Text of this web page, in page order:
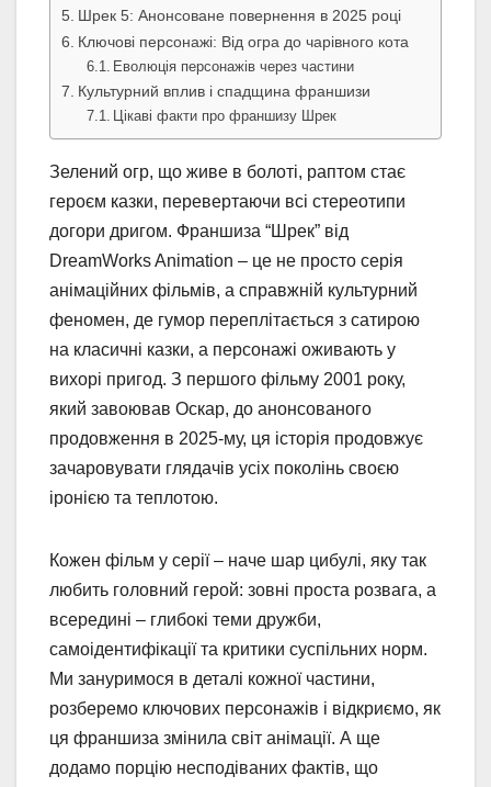
Шрек 5: Анонсоване повернення в 2025 році
Ключові персонажі: Від огра до чарівного кота
Еволюція персонажів через частини
Культурний вплив і спадщина франшизи
Цікаві факти про франшизу Шрек
Зелений огр, що живе в болоті, раптом стає
героєм казки, перевертаючи всі стереотипи
догори дригом. Франшиза “Шрек” від
DreamWorks Animation – це не просто серія
анімаційних фільмів, а справжній культурний
феномен, де гумор переплітається з сатирою
на класичні казки, а персонажі оживають у
вихорі пригод. З першого фільму 2001 року,
який завоював Оскар, до анонсованого
продовження в 2025-му, ця історія продовжує
зачаровувати глядачів усіх поколінь своєю
іронією та теплотою.
Кожен фільм у серії – наче шар цибулі, яку так
любить головний герой: зовні проста розвага, а
всередині – глибокі теми дружби,
самоідентифікації та критики суспільних норм.
Ми зануримося в деталі кожної частини,
розберемо ключових персонажів і відкриємо, як
ця франшиза змінила світ анімації. А ще
додамо порцію несподіваних фактів, що